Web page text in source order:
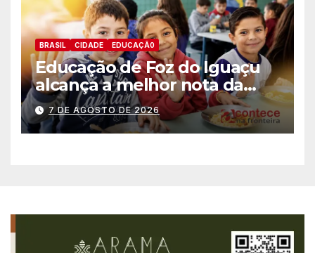
BRASIL CIDADE EDUCAÇÃ0
Educação de Foz do Iguaçu
alcança a melhor nota da
história no IDEB
7 DE AGOSTO DE 2026